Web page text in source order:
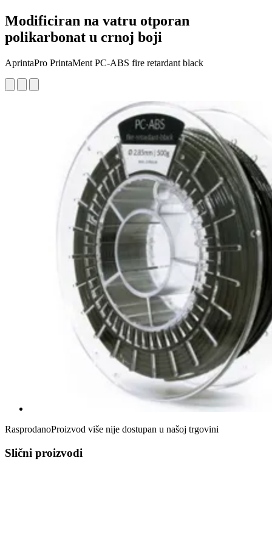
Modificiran na vatru otporan
polikarbonat u crnoj boji
AprintaPro PrintaMent PC-ABS fire retardant black
RasprodanoProizvod više nije dostupan u našoj trgovini
Slični proizvodi